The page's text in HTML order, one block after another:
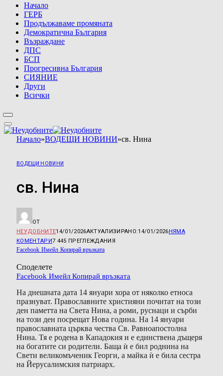
Начало
ГЕРБ
Продължаваме промяната
Демократична България
Възраждане
ДПС
БСП
Прогресивна България
СИЯНИЕ
Други
Всички
Начало»ВОДЕЩИ НОВИНИ»св. Нина
ВОДЕЩИ НОВИНИ
св. Нина
ОТ
НЕУДОБНИТЕ14/01/2026АКТУАЛИЗИРАНО:14/01/2026НЯМА
КОМЕНТАРИ7 445 ПРЕГЛЕЖДАНИЯ
Facebook Имейл Копирай връзката
Споделете
Facebook Имейл Копирай връзката
На днешната дата 14 януари хора от няколко етноса
празнуват. Православните християни почитат на този
ден паметта на Света Нина, а роми, руснаци и сърби
на този ден посрещат Нова година. На 14 януари
православната църква чества Св. Равноапостолна
Нина. Тя е родена в Кападокия и е единствена дъщеря
на богатите си родители. Баща ѝ е бил роднина на
Свети великомъченик Георги, а майка ѝ е била сестра
на Йерусалимския патриарх.